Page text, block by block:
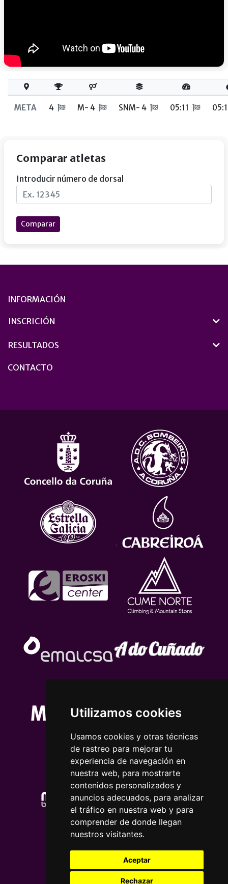
Utilizamos cookies
Usamos cookies y otras técnicas
de rastreo para mejorar tu
experiencia de navegación en
nuestra web, para mostrarte
contenidos personalizados y
anuncios adecuados, para analizar
el tráfico en nuestra web y para
comprender de donde llegan
nuestros visitantes.
Aceptar
Rechazar
META 4 M- 4 SNM- 4 05:11
Comparar atletas
Introducir número de dorsal
Comparar
INFORMACIÓN
INSCRICIÓN
RESULTADOS
CONTACTO